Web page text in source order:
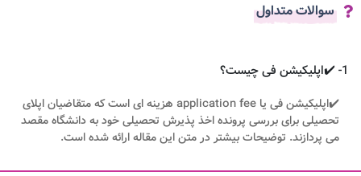
سوالات متداول
1- ✔️اپلیکیشن فی چیست؟
✔️اپلیکیشن فی یا application fee هزینه ای است که متقاضیان اپلای
تحصیلی برای بررسی پرونده اخذ پذیرش تحصیلی خود به دانشگاه مقصد
می پردازند. توضیحات بیشتر در متن این مقاله ارائه شده است.